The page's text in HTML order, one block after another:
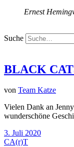
Ernest
Suche
BLACK
von Team Katze
Vielen Dank an
wunderschöne
3. Juli 2020
CA(r)T